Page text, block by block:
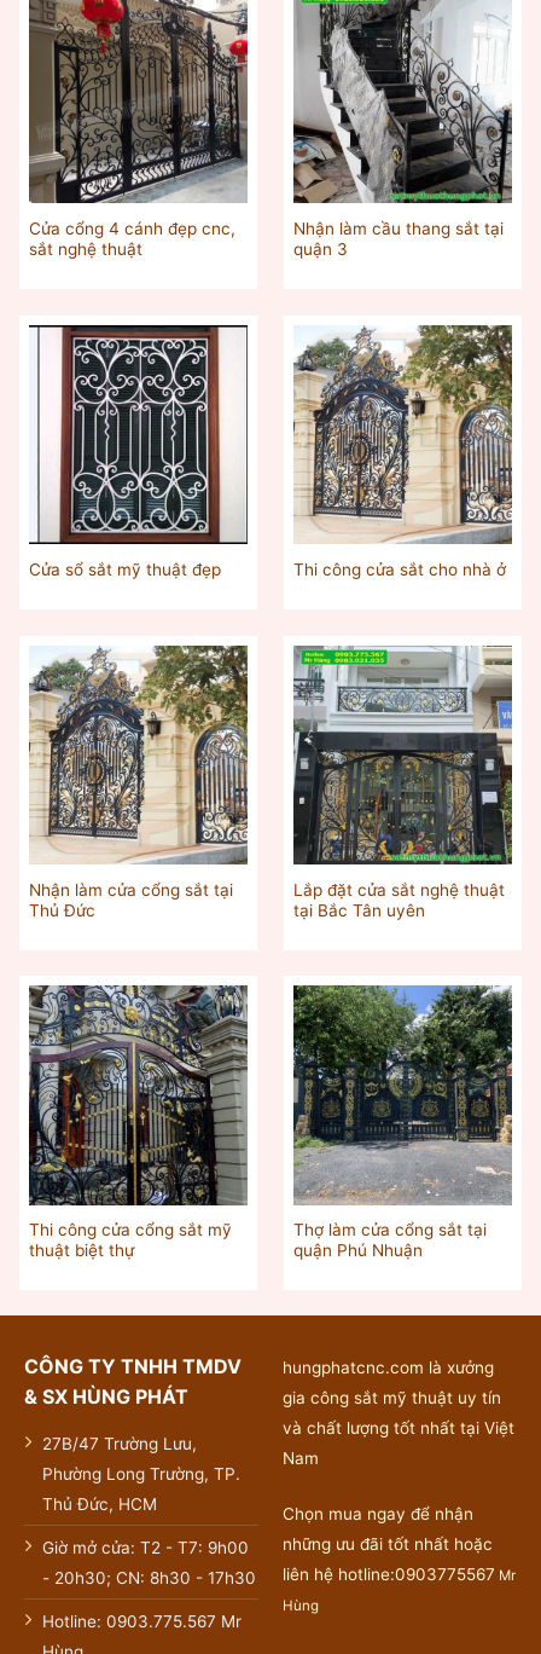
Cửa cổng 4 cánh đẹp cnc,
sắt nghệ thuật
Nhận làm cầu thang sắt tại
quận 3
Cửa sổ sắt mỹ thuật đẹp Thi công cửa sắt cho nhà ở
Nhận làm cửa cổng sắt tại
Thủ Đức
Lắp đặt cửa sắt nghệ thuật
tại Bắc Tân uyên
Thi công cửa cổng sắt mỹ
thuật biệt thự
Thợ làm cửa cổng sắt tại
quận Phú Nhuận
CÔNG TY TNHH TMDV
& SX HÙNG PHÁT
27B/47 Trường Lưu,
Phường Long Trường, TP.
Thủ Đức, HCM
Giờ mở cửa: T2 - T7: 9h00
- 20h30; CN: 8h30 - 17h30
Hotline: 0903.775.567 Mr
hungphatcnc.com là xưởng
gia công sắt mỹ thuật uy tín
và chất lượng tốt nhất tại Việt
Nam
Chọn mua ngay để nhận
những ưu đãi tốt nhất hoặc
liên hệ hotline:0903775567 Mr
Hùng